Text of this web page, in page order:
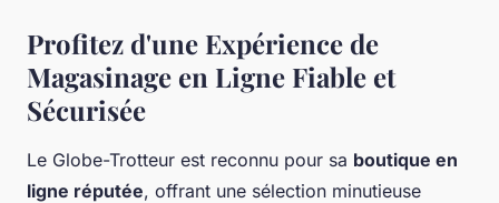
Profitez d'une Expérience de
Magasinage en Ligne Fiable et
Sécurisée
Le Globe-Trotteur est reconnu pour sa boutique en
ligne réputée, offrant une sélection minutieuse